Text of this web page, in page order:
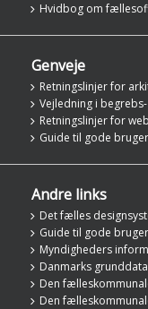
Hvidbog om
Genveje
Retningslinjer for
Vejledning i
Retningslinjer for
Guide til gode
Andre links
Det fælles
Guide til gode
Myndigheders
Danmarks
Den
Den